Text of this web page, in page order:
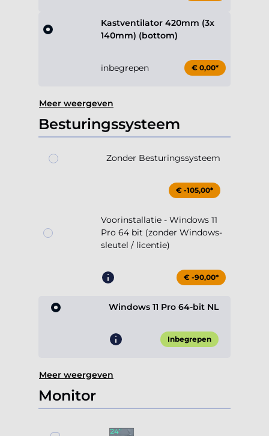
Kastventilator 420mm (3x
140mm) (bottom)
inbegrepen € 0,00*
Meer weergeven
Besturingssysteem
Zonder Besturingssysteem
€ -105,00*
Voorinstallatie - Windows 11
Pro 64 bit (zonder Windows-
sleutel / licentie)
€ -90,00*
Windows 11 Pro 64-bit NL
Inbegrepen
Meer weergeven
Monitor